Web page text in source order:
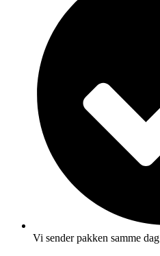
Vi sender pakken samme dag